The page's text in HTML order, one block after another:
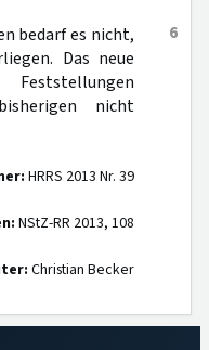
6
bedarf es nicht,
Das neue
nicht
HRRS 2013 Nr. 39
NStZ-RR 2013, 108
Christian Becker